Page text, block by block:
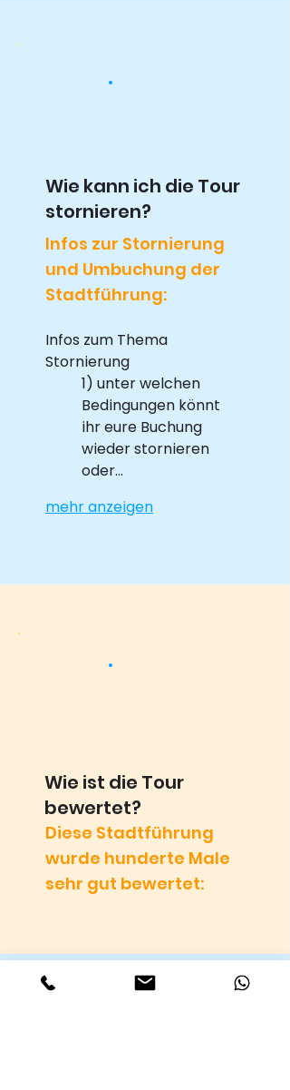
Wie kann ich die Tour
stornieren?
Infos zur Stornierung
und Umbuchung der
Stadtführung:
Infos zum Thema
Stornierung
1) unter welchen
Bedingungen könnt
ihr eure Buchung
wieder stornieren
oder…
mehr anzeigen
Wie ist die Tour
bewertet?
Diese Stadtführung
wurde hunderte Male
sehr gut bewertet: